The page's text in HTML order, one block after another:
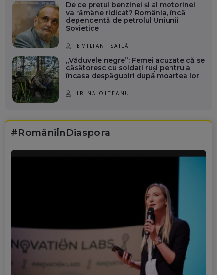
De ce prețul benzinei și al motorinei
va rămâne ridicat? România, încă
dependentă de petrolul Uniunii
Sovietice
EMILIAN ISAILĂ
„Văduvele negre”: Femei acuzate că se
căsătoresc cu soldați ruși pentru a
încasa despăgubiri după moartea lor
IRINA OLTEANU
#RomâniÎnDiaspora